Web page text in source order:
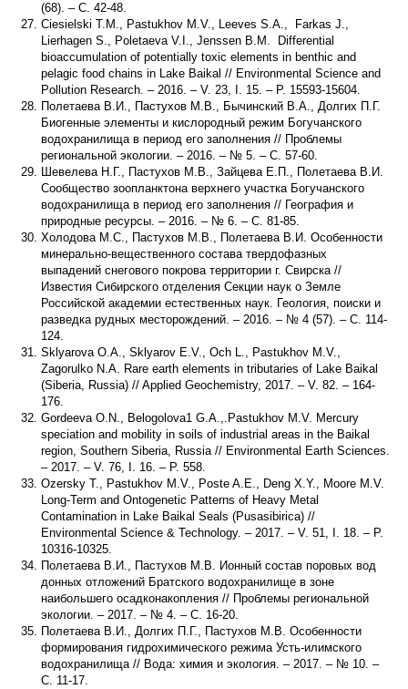
(68). – С. 42-48.
Ciesielski T.M., Pastukhov M.V., Leeves S.A., Farkas J.,
Lierhagen S., Poletaeva V.I., Jenssen B.M. Differential
bioaccumulation of potentially toxic elements in benthic and
pelagic food chains in Lake Baikal // Environmental Science and
Pollution Research. – 2016. – V. 23, I. 15. – P. 15593-15604.
Полетаева В.И., Пастухов М.В., Бычинский В.А., Долгих П.Г.
Биогенные элементы и кислородный режим Богучанского
водохранилища в период его заполнения // Проблемы
региональной экологии. – 2016. – № 5. – С. 57-60.
Шевелева Н.Г., Пастухов М.В., Зайцева Е.П., Полетаева В.И.
Сообщество зоопланктона верхнего участка Богучанского
водохранилища в период его заполнения // География и
природные ресурсы. – 2016. – № 6. – С. 81-85.
Холодова М.С., Пастухов М.В., Полетаева В.И. Особенности
минерально-вещественного состава твердофазных
выпадений снегового покрова территории г. Свирска //
Известия Сибирского отделения Секции наук о Земле
Российской академии естественных наук. Геология, поиски и
разведка рудных месторождений. – 2016. – № 4 (57). – С. 114-
124.
Sklyarova O.A., Sklyarov E.V., Och L., Pastukhov M.V.,
Zagorulko N.A. Rare earth elements in tributaries of Lake Baikal
(Siberia, Russia) // Applied Geochemistry, 2017. – V. 82. – 164-
176.
Gordeeva O.N., Belogolova1 G.A.,.Pastukhov M.V. Mercury
speciation and mobility in soils of industrial areas in the Baikal
region, Southern Siberia, Russia // Environmental Earth Sciences.
– 2017. – V. 76, I. 16. – P. 558.
Ozersky T., Pastukhov M.V., Poste A.E., Deng X.Y., Moore M.V.
Long-Term and Ontogenetic Patterns of Heavy Metal
Contamination in Lake Baikal Seals (Pusasibirica) //
Environmental Science & Technology. – 2017. – V. 51, I. 18. – P.
10316-10325.
Полетаева В.И., Пастухов М.В. Ионный состав поровых вод
донных отложений Братского водохранилище в зоне
наибольшего осадконакопления // Проблемы региональной
экологии. – 2017. – № 4. – С. 16-20.
Полетаева В.И., Долгих П.Г., Пастухов М.В. Особенности
формирования гидрохимического режима Усть-илимского
водохранилища // Вода: химия и экология. – 2017. – № 10. –
С. 11-17.